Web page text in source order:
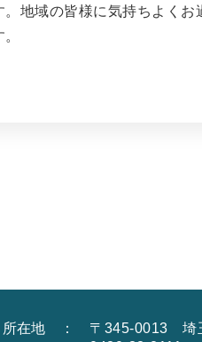
。地域の皆様に気持ちよく
所在地 ： 〒345-0013 埼